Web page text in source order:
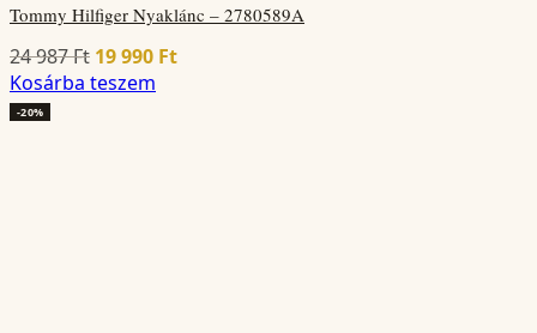
Tommy Hilfiger Nyaklánc – 2780589A
24 987Ft Original
price
19 990 FtCurrent
Kosárba teszem
-20%